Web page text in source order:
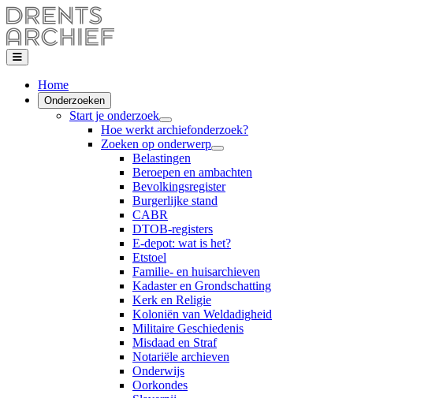
Home
Onderzoeken
Start je onderzoek
Hoe werkt archiefonderzoek?
Zoeken op onderwerp
Belastingen
Beroepen en ambachten
Bevolkingsregister
Burgerlijke stand
CABR
DTOB-registers
E-depot: wat is het?
Etstoel
Familie- en huisarchieven
Kadaster en Grondschatting
Kerk en Religie
Koloniën van Weldadigheid
Militaire Geschiedenis
Misdaad en Straf
Notariële archieven
Onderwijs
Oorkondes